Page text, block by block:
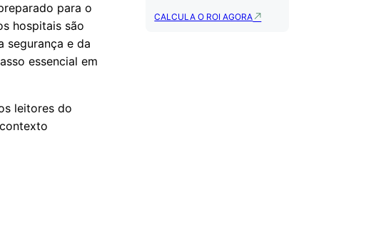
para o
hospitais são
segurança e da
essencial em
leitores do
CALCULA O ROI AGORA